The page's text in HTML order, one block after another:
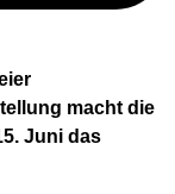
macht die
Juni das